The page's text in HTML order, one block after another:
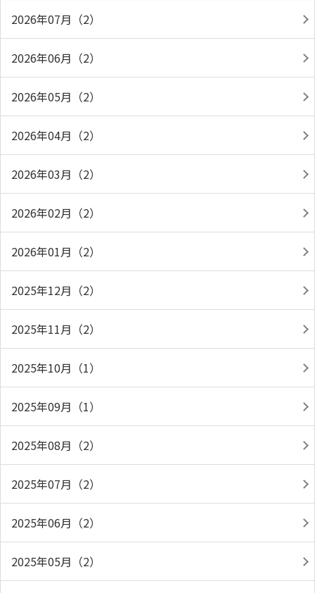
2026年07月（2）
2026年06月（2）
2026年05月（2）
2026年04月（2）
2026年03月（2）
2026年02月（2）
2026年01月（2）
2025年12月（2）
2025年11月（2）
2025年10月（1）
2025年09月（1）
2025年08月（2）
2025年07月（2）
2025年06月（2）
2025年05月（2）